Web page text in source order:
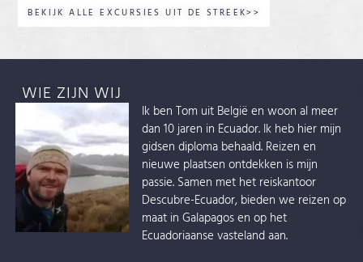
BEKIJK ALLE EXCURSIES UIT DE STREEK>>
WIE ZIJN WIJ
Ik ben Tom uit België en woon al meer
dan 10 jaren in Ecuador. Ik heb hier mijn
gidsen diploma behaald. Reizen en
nieuwe plaatsen ontdekken is mijn
passie. Samen met het reiskantoor
Descubre-Ecuador, bieden we reizen op
maat in Galapagos en op het
Ecuadoriaanse vasteland aan.